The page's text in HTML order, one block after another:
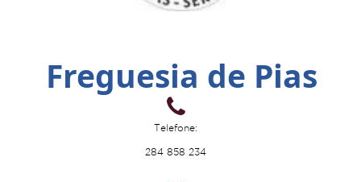
Freguesia de Pias
Telefone:
284 858 234